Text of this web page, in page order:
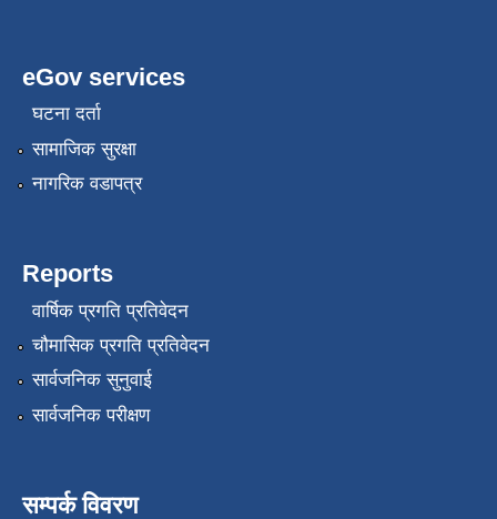
eGov services
घटना दर्ता
सामाजिक सुरक्षा
नागरिक वडापत्र
Reports
वार्षिक प्रगति प्रतिवेदन
चौमासिक प्रगति प्रतिवेदन
सार्वजनिक सुनुवाई
सार्वजनिक परीक्षण
सम्पर्क विवरण